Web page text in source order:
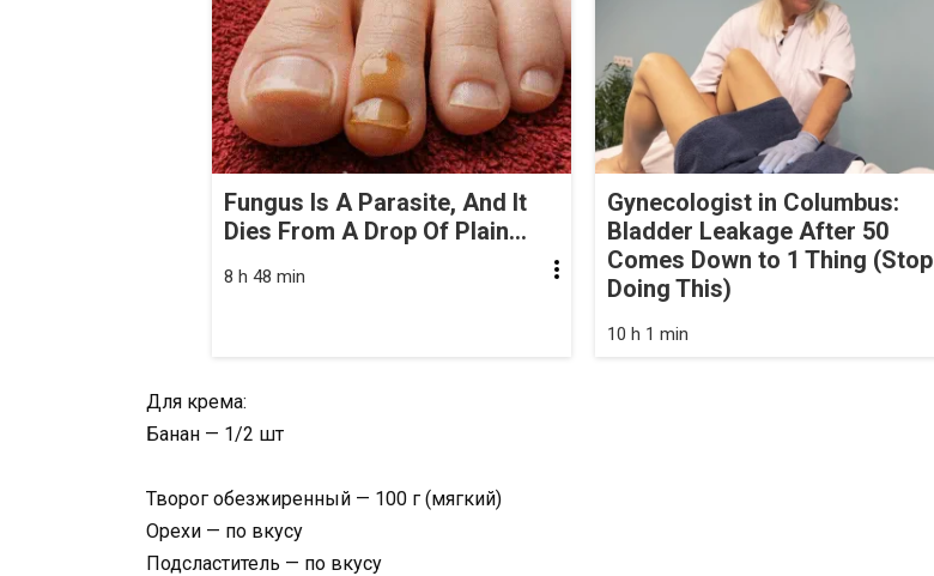
Fungus Is A Parasite, And It
Dies From A Drop Of Plain...
8 h 48 min
Gynecologist in Columbus:
Bladder Leakage After 50
Comes Down to 1 Thing (Stop
Doing This)
10 h 1 min
Для крема:
Банан — 1/2 шт
Творог обезжиренный — 100 г (мягкий)
Орехи — по вкусу
Подсластитель — по вкусу